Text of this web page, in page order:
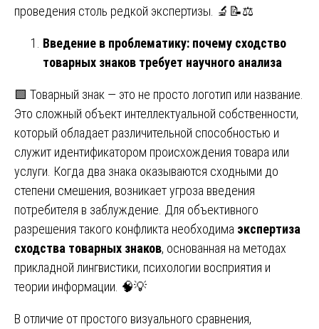
проведения столь редкой экспертизы. 🔬📝⚖️
Введение в проблематику: почему сходство
товарных знаков требует научного анализа
🟩 Товарный знак — это не просто логотип или название.
Это сложный объект интеллектуальной собственности,
который обладает различительной способностью и
служит идентификатором происхождения товара или
услуги. Когда два знака оказываются сходными до
степени смешения, возникает угроза введения
потребителя в заблуждение. Для объективного
разрешения такого конфликта необходима экспертиза
сходства товарных знаков, основанная на методах
прикладной лингвистики, психологии восприятия и
теории информации. 🧠💡
В отличие от простого визуального сравнения,